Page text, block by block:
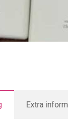
Extra